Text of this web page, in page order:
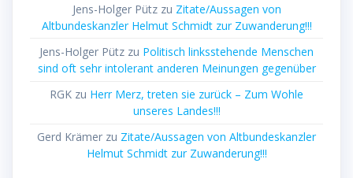
Jens-Holger Pützzu Zitate/Aussagen von
Altbundeskanzler Helmut Schmidt zur Zuwanderung!!!
Jens-Holger Pütz zu Politisch linksstehende Menschen
sind oft sehr intolerant anderen Meinungen gegenüber
RGK zu Herr Merz, treten sie zurück – Zum Wohle
unseres Landes!!!
Gerd Krämer zu Zitate/Aussagen von Altbundeskanzler
Helmut Schmidt zur Zuwanderung!!!